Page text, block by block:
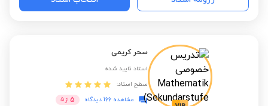
سحر کریمی
استاد تایید شده
سطح استاد:
مشاهده 166 دیدگاه
5 از 5